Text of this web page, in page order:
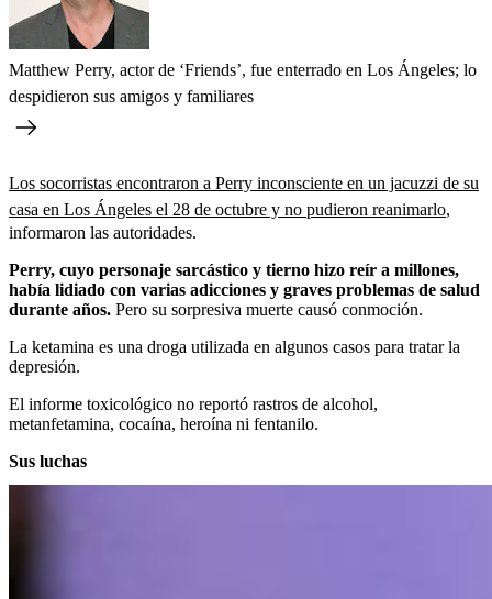
Matthew Perry, actor de ‘Friends’, fue enterrado en Los Ángeles; lo
despidieron sus amigos y familiares
Los socorristas encontraron a Perry inconsciente en un jacuzzi de su
casa en Los Ángeles el 28 de octubre y no pudieron reanimarlo,
informaron las autoridades.
Perry, cuyo personaje sarcástico y tierno hizo reír a millones,
había lidiado con varias adicciones y graves problemas de salud
durante años. Pero su sorpresiva muerte causó conmoción.
La ketamina es una droga utilizada en algunos casos para tratar la
depresión.
El informe toxicológico no reportó rastros de alcohol,
metanfetamina, cocaína, heroína ni fentanilo.
Sus luchas